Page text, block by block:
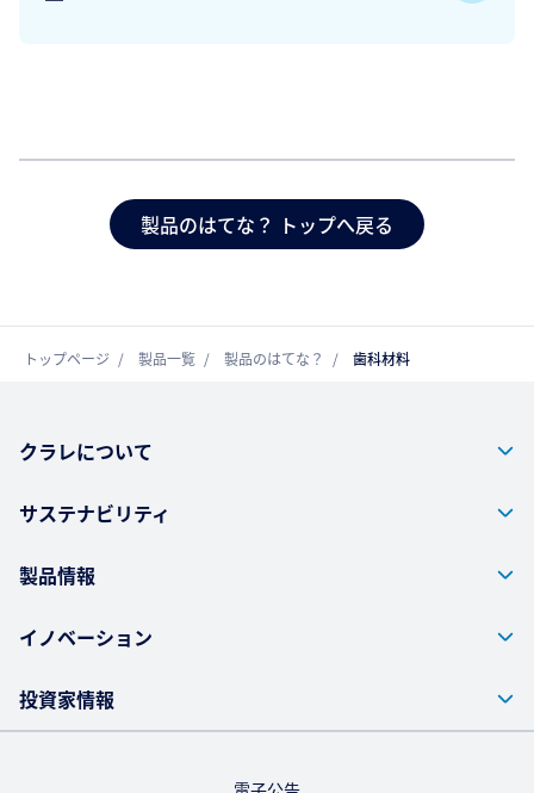
製品のはてな？ トップへ戻る
トップページ 製品一覧 製品のはてな？ 歯科材料
クラレについて
サステナビリティ
製品情報
イノベーション
投資家情報